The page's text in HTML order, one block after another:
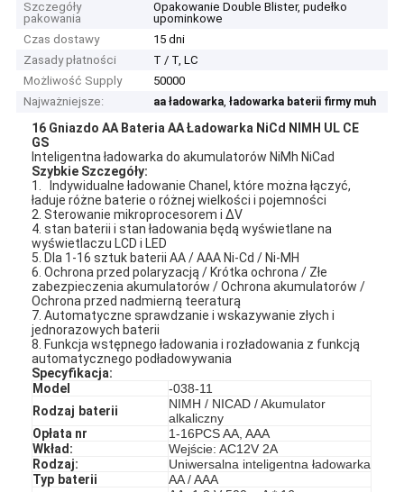
Szczegóły
pakowania
Opakowanie Double Blister, pudełko
upominkowe
Czas dostawy
15 dni
Zasady płatności
T / T, LC
Możliwość Supply
50000
Najważniejsze:
aa ładowarka,ładowarka baterii firmy muh
16 Gniazdo AA Bateria AA Ładowarka NiCd NIMH UL CE
GS
Inteligentna ładowarka do akumulatorów NiMh NiCad
Szybkie Szczegóły:
1.
Indywidualne ładowanie Chanel, które można łączyć,
ładuje różne baterie o różnej wielkości i pojemności
2. Sterowanie mikroprocesorem i ΔV
4. stan baterii i stan ładowania będą wyświetlane na
wyświetlaczu LCD i LED
5. Dla 1-16 sztuk baterii AA / AAA Ni-Cd / Ni-MH
6. Ochrona przed polaryzacją / Krótka ochrona / Złe
zabezpieczenia akumulatorów / Ochrona akumulatorów /
Ochrona przed nadmierną teeraturą
7. Automatyczne sprawdzanie i wskazywanie złych i
jednorazowych baterii
8. Funkcja wstępnego ładowania i rozładowania z funkcją
automatycznego podładowywania
Specyfikacja:
Model
-038-11
Rodzaj baterii
NIMH / NICAD / Akumulator
alkaliczny
Opłata nr
1-16PCS AA, AAA
Wkład:
Wejście: AC12V 2A
Rodzaj:
Uniwersalna inteligentna ładowarka
Typ baterii
AA / AAA